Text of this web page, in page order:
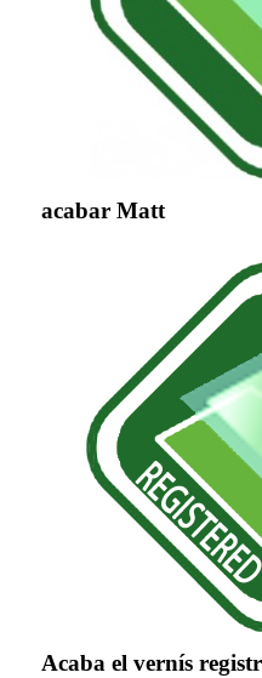
acabar Matt
Acaba el vernís